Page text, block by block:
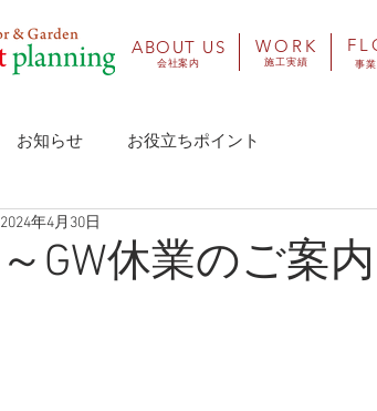
​ABOUT US
会社案内
​WORK
施工実績 事
お知らせ お役立ちポイント
～GW休業のご案
2024年4月30日